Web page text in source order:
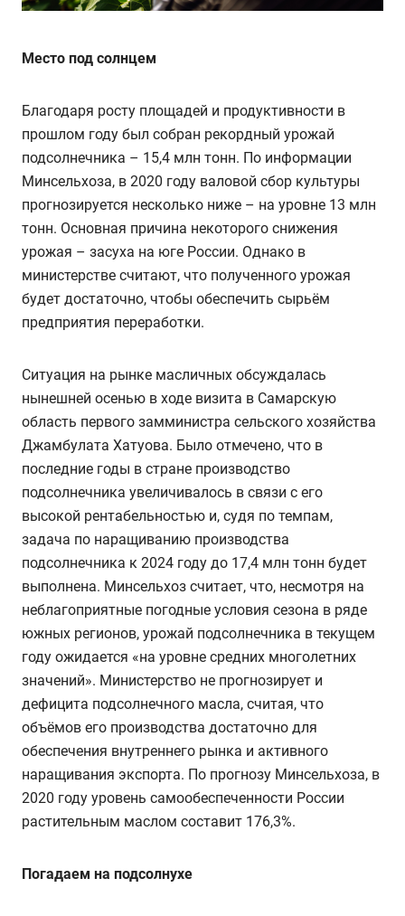
Место под солнцем
Благодаря росту площадей и продуктивности в
прошлом году был собран рекордный урожай
подсолнечника – 15,4 млн тонн. По информации
Минсельхоза, в 2020 году валовой сбор культуры
прогнозируется несколько ниже – на уровне 13 млн
тонн. Основная причина некоторого снижения
урожая – засуха на юге России. Однако в
министерстве считают, что полученного урожая
будет достаточно, чтобы обеспечить сырьём
предприятия переработки.
Ситуация на рынке масличных обсуждалась
нынешней осенью в ходе визита в Самарскую
область первого замминистра сельского хозяйства
Джамбулата Хатуова. Было отмечено, что в
последние годы в стране производство
подсолнечника увеличивалось в связи с его
высокой рентабельностью и, судя по темпам,
задача по наращиванию производства
подсолнечника к 2024 году до 17,4 млн тонн будет
выполнена. Минсельхоз считает, что, несмотря на
неблагоприятные погодные условия сезона в ряде
южных регионов, урожай подсолнечника в текущем
году ожидается «на уровне средних многолетних
значений». Министерство не прогнозирует и
дефицита подсолнечного масла, считая, что
объёмов его производства достаточно для
обеспечения внутреннего рынка и активного
наращивания экспорта. По прогнозу Минсельхоза, в
2020 году уровень самообеспеченности России
растительным маслом составит 176,3%.
Погадаем на подсолнухе